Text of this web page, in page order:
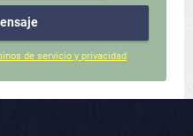
de servicio y privacidad